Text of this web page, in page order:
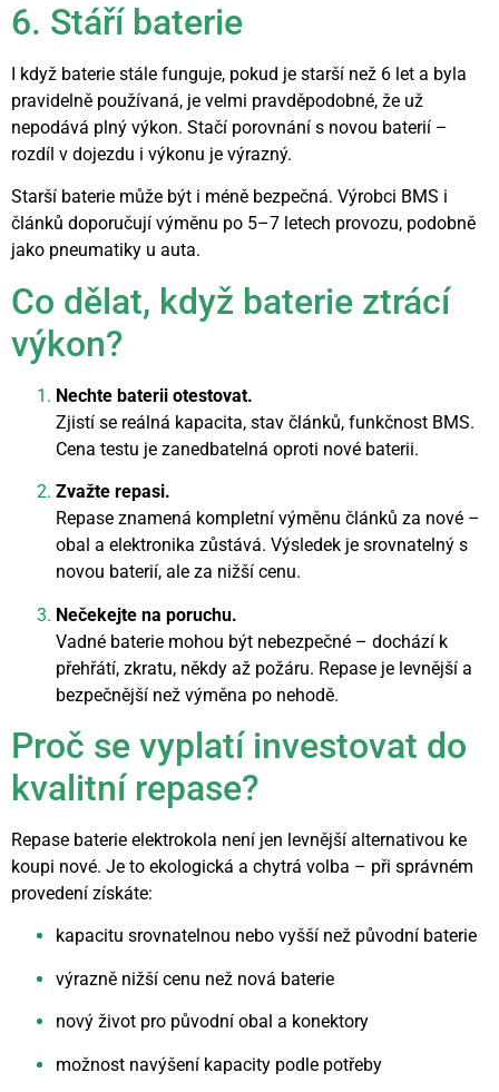
6. Stáří baterie
I když baterie stále funguje, pokud je starší než 6 let a byla
pravidelně používaná, je velmi pravděpodobné, že už
nepodává plný výkon. Stačí porovnání s novou baterií –
rozdíl v dojezdu i výkonu je výrazný.
Starší baterie může být i méně bezpečná. Výrobci BMS i
článků doporučují výměnu po 5–7 letech provozu, podobně
jako pneumatiky u auta.
Co dělat, když baterie ztrácí
výkon?
Nechte baterii otestovat.
Zjistí se reálná kapacita, stav článků, funkčnost BMS.
Cena testu je zanedbatelná oproti nové baterii.
Zvažte repasi.
Repase znamená kompletní výměnu článků za nové –
obal a elektronika zůstává. Výsledek je srovnatelný s
novou baterií, ale za nižší cenu.
Nečekejte na poruchu.
Vadné baterie mohou být nebezpečné – dochází k
přehřátí, zkratu, někdy až požáru. Repase je levnější a
bezpečnější než výměna po nehodě.
Proč se vyplatí investovat do
kvalitní repase?
Repase baterie elektrokola není jen levnější alternativou ke
koupi nové. Je to ekologická a chytrá volba – při správném
provedení získáte:
kapacitu srovnatelnou nebo vyšší než původní baterie
výrazně nižší cenu než nová baterie
nový život pro původní obal a konektory
možnost navýšení kapacity podle potřeby